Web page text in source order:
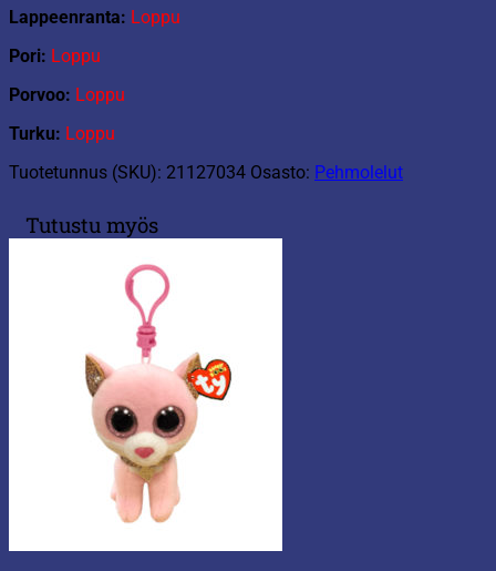
Lappeenranta: Loppu
Pori: Loppu
Porvoo: Loppu
Turku: Loppu
Tuotetunnus (SKU): 21127034 Osasto: Pehmolelut
Tutustu myös